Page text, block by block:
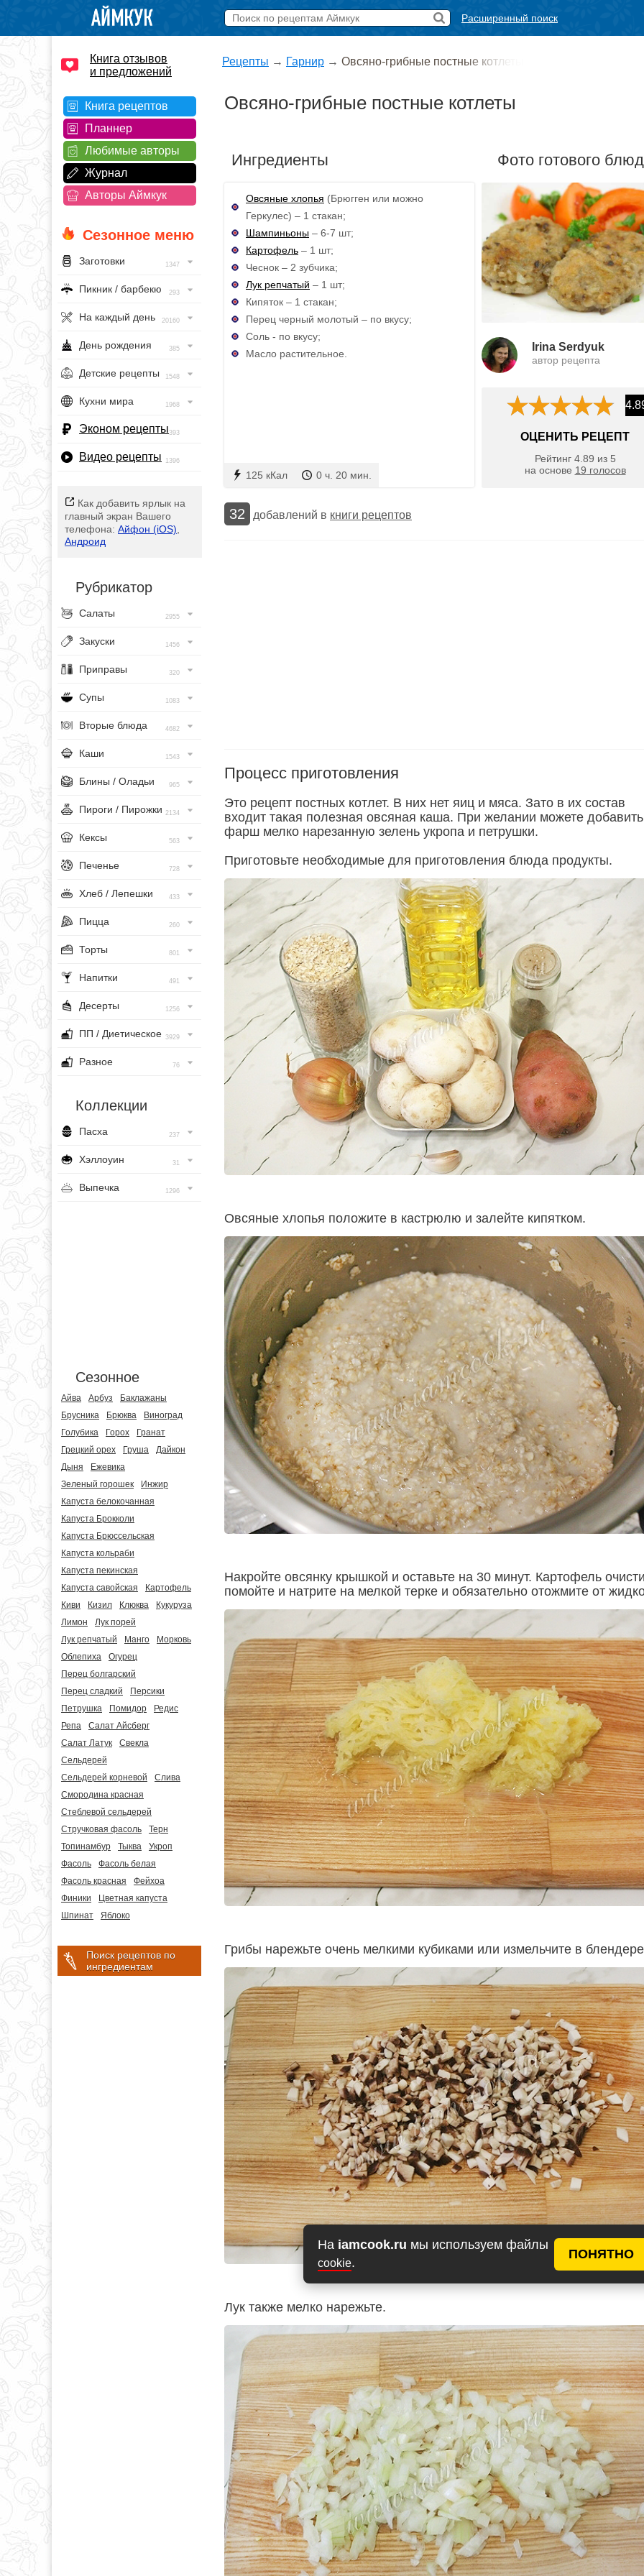
На iamcook.ru мы используем файлы
cookie.
ПОНЯТНО
Расширенный поиск
Книга отзывов
и предложений
Книга рецептов
Планнер
Любимые авторы
Журнал
Авторы Аймкук
Сезонное меню
Заготовки 1347
Пикник / барбекю 293
На каждый день 20160
День рождения 385
Детские рецепты 1548
Кухни мира 1968
Эконом рецепты393
Видео рецепты 1396
Как добавить ярлык на
главный экран Вашего
телефона: Айфон (iOS)
Андроид
Рубрикатор
Салаты 2955
Закуски 1456
Приправы 320
Супы 1083
Вторые блюда 4682
Каши 1543
Блины / Оладьи 965
Пироги / Пирожки 2134
Кексы 563
Печенье 728
Хлеб / Лепешки 433
Пицца 260
Торты 801
Напитки 491
Десерты 1256
ПП / Диетическое 3929
Разное 76
Коллекции
Пасха 237
Хэллоуин 31
Выпечка 1296
Сезонное
Айва Арбуз
Баклажаны
Брусника
Брюква
Виноград
Голубика
Горох
Гранат
Грецкий орех
Груша
Дайкон
Дыня
Ежевика
Зеленый горошек
Инжир
Капуста белокочанная
Капуста Брокколи
Капуста Брюссельская
Капуста кольраби
Капуста пекинская
Капуста савойская
Картофель
Киви
Кизил Клюква
Кукуруза
Лимон
Лук порей
Лук репчатый
Манго
Морковь
Облепиха
Огурец
Перец болгарский
Перец сладкий
Персики
Петрушка
Помидор
Редис
Репа
Салат Айсберг
Салат Латук
Свекла
Сельдерей
Сельдерей корневой
Слива
Смородина красная
Стеблевой сельдерей
Стручковая фасоль
Терн
Топинамбур
Тыква
Укроп
Фасоль
Фасоль белая
Фасоль красная
Фейхоа
Финики
Цветная капуста
Шпинат
Яблоко
Поиск рецептов по
ингредиентам
Рецепты → Гарнир → Овсяно-грибные постные котлеты
Овсяно-грибные постные котлеты
Ингредиенты
Овсяные хлопья (Брюгген или можно
Геркулес) – 1 стакан;
Шампиньоны – 6-7 шт;
Картофель – 1 шт;
Чеснок – 2 зубчика;
Лук репчатый – 1 шт;
Кипяток – 1 стакан;
Перец черный молотый – по вкусу;
Соль - по вкусу;
Масло растительное.
125 кКал 0 ч. 20 мин.
Фото готового
Irina Serdyuk
автор рецепта
ОЦЕНИТЬ РЕЦЕПТ
Рейтинг 4.89 из 5
на основе 19 голосов
32 добавлений в книги рецептов
Процесс приготовления
Это рецепт постных котлет. В них нет яиц и мяса. Зато в их состав
входит такая полезная овсяная каша. При желании можете
фарш мелко нарезанную зелень укропа и петрушки.
Приготовьте необходимые для приготовления блюда продукты.
Овсяные хлопья положите в кастрюлю и залейте кипятком.
Накройте овсянку крышкой и оставьте на 30 минут. Картофель
помойте и натрите на мелкой терке и обязательно отожмите от
Грибы нарежьте очень мелкими кубиками или измельчите в
Лук также мелко нарежьте.